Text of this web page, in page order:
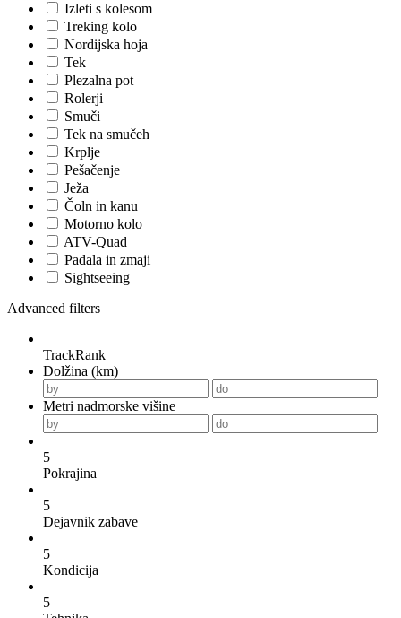
Izleti s kolesom
Treking kolo
Nordijska hoja
Tek
Plezalna pot
Rolerji
Smuči
Tek na smučeh
Krplje
Pešačenje
Ježa
Čoln in kanu
Motorno kolo
ATV-Quad
Padala in zmaji
Sightseeing
Advanced filters
TrackRank
Dolžina (km)
Metri nadmorske višine
5
Pokrajina
5
Dejavnik zabave
5
Kondicija
5